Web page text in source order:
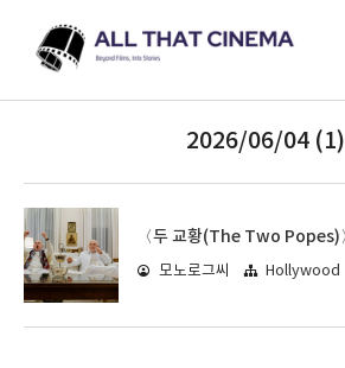
2026/06/04 (1)
모노로그씨 Hollywood